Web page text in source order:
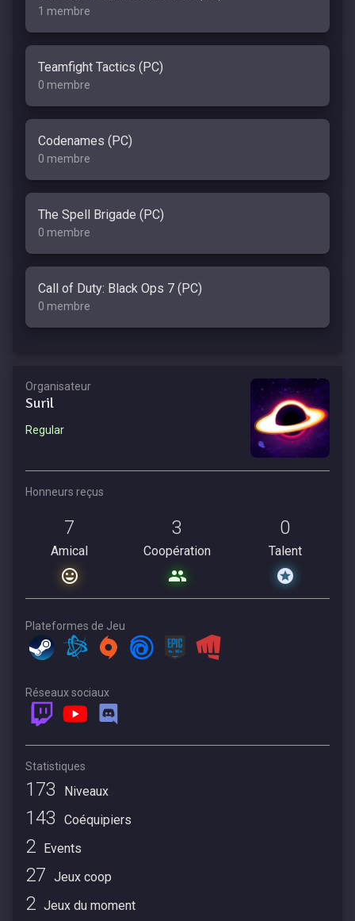
1 membre
Teamfight Tactics (PC)
0 membre
Codenames (PC)
0 membre
The Spell Brigade (PC)
0 membre
Call of Duty: Black Ops 7 (PC)
0 membre
Organisateur
Suril
Regular
Honneurs reçus
7
Amical
3
Coopération
0
Talent
Plateformes de Jeu
Réseaux sociaux
Statistiques
173 Niveaux
143 Coéquipiers
2 Events
27 Jeux coop
2 Jeux du moment